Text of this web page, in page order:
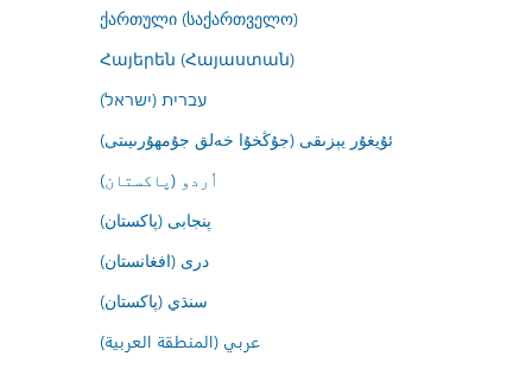
ქართული (საქართველო)
Հայերեն (Հայաստան)
עברית (ישראל)
ئۇيغۇر يېزىقى (جۇڭخۇا خەلق جۇمھۇرىيىتى)
اُردو (پاکستان)
پنجابی (پاکستان)
درى (افغانستان)
سنڌي (پاکستان)
عربي (المنطقة العربية)